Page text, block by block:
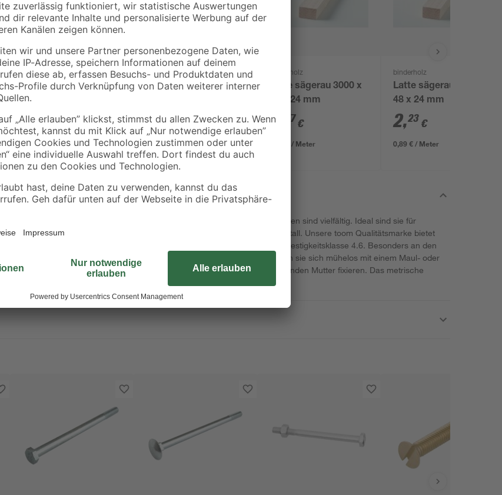
binderholz
Rahmen sägerau
2000 x 58 x 38 mm
3, 98 €
1,99 € / Meter
Kronospan
OSB3-Verlegeplatte
ungeschliffen 1690 x
634 x 15 mm
7,59 €/ m²
8,12 € / Pack
binderholz
Latte sägerau 3000 x
48 x 24 mm
2 67€
0,89 € / Meter
binderholz
Latte sägerau 2500 x
48 x 24 mm
2,23 €
0,89 € / Meter
Die Anwendungsbereiche für Sechskantschrauben sind vielfältig. Ideal sind sie für
schwere Konstruktionen aus Holz oder auch Metall. Unsere toom Qualitätsmarke bietet
Sechskantschrauben aus verzinktem Stahl der Festigkeitsklasse 4.6. Besonders an den
unzugänglichen Stellen einer Konstruktion lassen sie sich mühelos mit einem Maul- oder
Ringschlüssel eindrehen und mittels einer passenden Mutter fixieren. Das metrische
Teilgewinde sorgt für zusätzliche Stabilität.